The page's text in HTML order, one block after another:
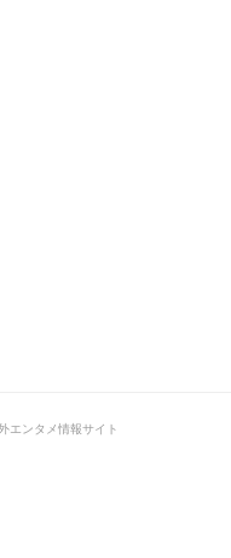
エンタメ情報サイト